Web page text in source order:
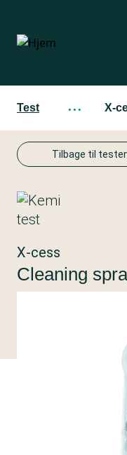
hovedindhold
Test ··· X-
Tilbage til
X-cess
Cleaning